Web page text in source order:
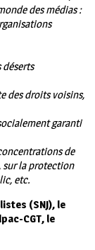
des médias :
des droits voisins,
garanti
de
sur la protection
etc.
(SNJ), le
CGT, le